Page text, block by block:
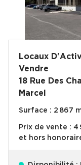
Locaux
Vendre
18 Rue Des
Marcel
Surface : 2 867
Prix de vente : 4
et hors